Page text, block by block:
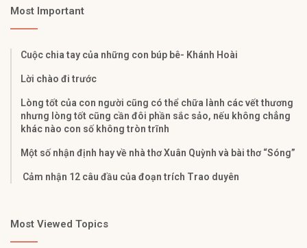
Most Important
Cuộc chia tay của những con búp bê- Khánh Hoài
Lời chào đi trước
Lòng tốt của con người cũng có thể chữa lành các vết thương
nhưng lòng tốt cũng cần đôi phần sắc sảo, nếu không chẳng
khác nào con số không tròn trĩnh
Một số nhận định hay về nhà thơ Xuân Quỳnh và bài thơ “Sóng”
Cảm nhận 12 câu đầu của đoạn trích Trao duyên
Most Viewed Topics